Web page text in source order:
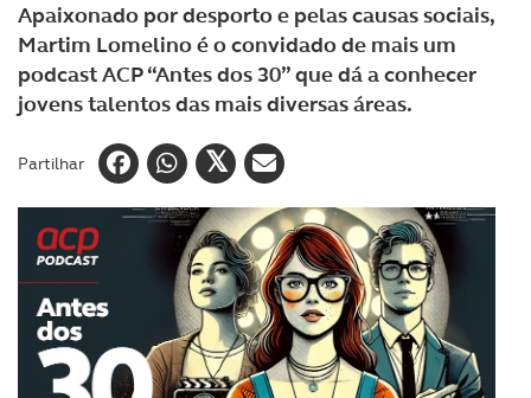
Apaixonado por desporto e pelas causas sociais,
Martim Lomelino é o convidado de mais um
podcast ACP “Antes dos 30” que dá a conhecer
jovens talentos das mais diversas áreas.
Partilhar